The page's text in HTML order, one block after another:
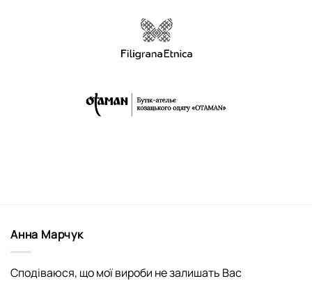
Анна Марчук
Сподіваюся, що мої вироби не залишать Вас